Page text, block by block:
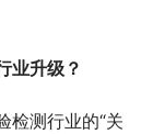
业升级？
检测行业的“关